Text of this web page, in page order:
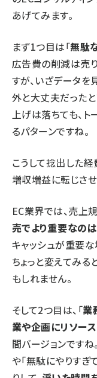
あげてみます。
まず1つ目は「無駄
広告費の削減は売
すが、いざデータ
外と大丈夫だったと
上げは落ちても、
るパターンですね。
こうして捻出した
増収増益に転じさせ
EC業界では、売上
売でより重要なの
キャッシュが重要な
ちょっと変えてみる
もしれません。
そして2つ目は、「業
業や企画にリソー
間バージョンですね
や「無駄にやりすぎ